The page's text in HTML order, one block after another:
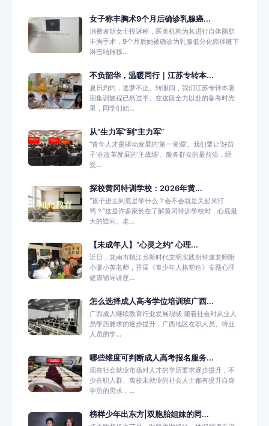
女子称丰胸术9个月后确诊乳腺癌...
消费者胡女士投诉称，医美机构为其进行自体脂肪
丰胸手术，9个月后她被确诊为乳腺低分化癌伴腋下
淋巴结转移...
不负韶华，温暖同行｜江苏专转本...
夏日灼灼，逐梦不止。转眼间，我们江苏专转本暑
期集训旅程已然过半。在这段全力以赴的备考时光
里，同学们始...
从“生力军”到“主力军”
“青年人才是驱动发展的‘第一资源’。我们要让‘好苗
子’在改革发展的‘主战场’、服务群众的最前沿，经
受...
探校黄冈特训学校：2026年黄...
“孩子进去到底是学什么？会不会就是关起来打
骂？”这是许多家长在了解黄冈特训学校时，心底最
大的疑问。老...
【未成年人】“心灵之约” 心理...
近日，龙南市桃江乡新时代文明实践所特邀龙师附
小廖小英老师，开展《青少年人格塑造》专题心理
健康辅导讲座...
怎么选择成人高考学位培训班广西...
广西成人继续教育行业发展现状 随着社会对从业人
员学历要求的逐步提升，广西地区在职人员、待业
人员的学...
哪些维度可判断成人高考报名服务...
现在社会就业市场对人才的学历要求逐步提升，不
少在职人群、离校未就业的社会人士都有提升自身
学历的需求，...
榜样少年出东方|双胞胎姐妹的同...